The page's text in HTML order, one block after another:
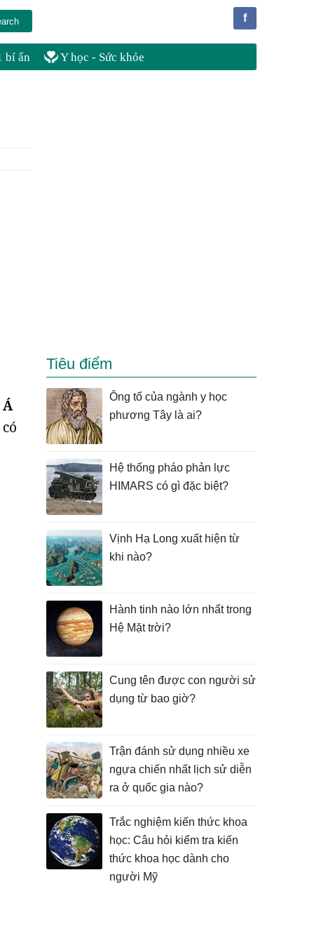
f
bí ẩn Y học - Sức khỏe
Tiêu điểm
Ông tổ của ngành y học
phương Tây là ai?
Hệ thống pháo phản lực
HIMARS có gì đặc biệt?
Vịnh Hạ Long xuất hiện từ
khi nào?
Hành tinh nào lớn nhất trong
Hệ Mặt trời?
Cung tên được con người sử
dụng từ bao giờ?
Trận đánh sử dụng nhiều xe
ngựa chiến nhất lịch sử diễn
ra ở quốc gia nào?
Trắc nghiệm kiến thức khoa
học: Câu hỏi kiểm tra kiến
thức khoa học dành cho
người Mỹ